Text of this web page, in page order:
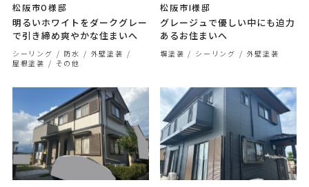
松阪市O様邸
明るいホワイトをダークグレー
で引き締め爽やかな住まいへ
シーリング 防水
外壁塗装
屋根塗装
その他
松阪市I様邸
グレージュで優しい中にも迫力
あるお住まいへ
塀塗装 シーリング 外壁塗装